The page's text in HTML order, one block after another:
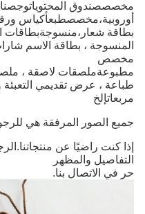
مخصصصندوق المحتوياتوج
أوروبية،مخصصطبعأكياس
بطاقة شعار، منسوجةبطاقات
المنسوجة ، بطاقة الاسم
مخصص
مطبوعةملصقات لاصقة ،
طباعة ، عرض تقديمي التعبئة
مربعاتإلخ
جميع الصور المرفقة هي
إذا كنت راضيًا عن
التفاصيل والمظهر
حر في الاتصال بنا.